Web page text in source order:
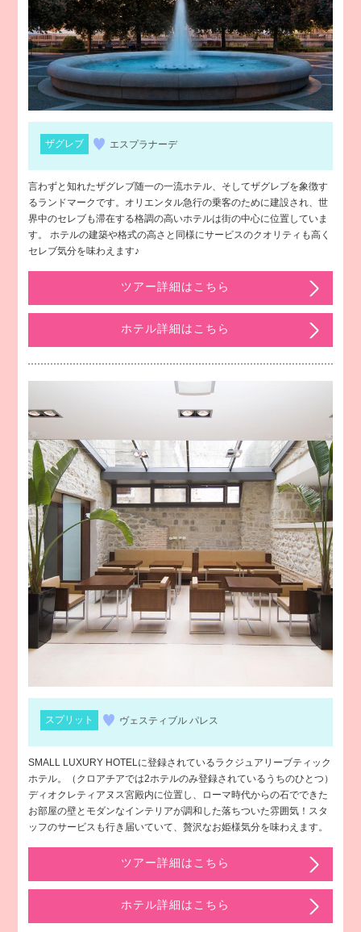
ザグレブ エスプラナーデ
言わずと知れたザグレブ随一の一流ホテル、そしてザグレブを象徴す
るランドマークです。オリエンタル急行の乗客のために建設され、世
界中のセレブも滞在する格調の高いホテルは街の中心に位置していま
す。 ホテルの建築や格式の高さと同様にサービスのクオリティも高く
セレブ気分を味わえます♪
ツアー詳細はこちら
ホテル詳細はこちら
スプリット ヴェスティブル パレス
SMALL LUXURY HOTELに登録されているラクジュアリーブティック
ホテル。（クロアチアでは2ホテルのみ登録されているうちのひとつ）
ディオクレティアヌス宮殿内に位置し、ローマ時代からの石でできた
お部屋の壁とモダンなインテリアが調和した落ちついた雰囲気！スタ
ッフのサービスも行き届いていて、贅沢なお姫様気分を味わえます。
ツアー詳細はこちら
ホテル詳細はこちら